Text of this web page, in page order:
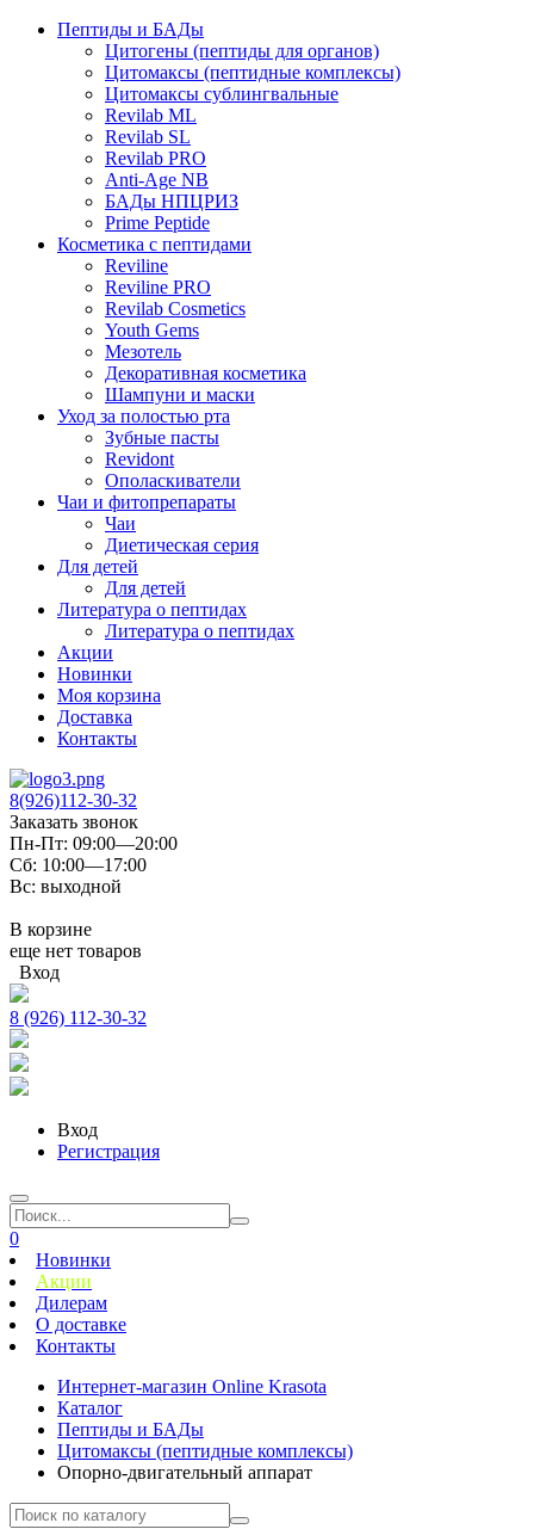
Пептиды и БАДы
Цитогены (пептиды для органов)
Цитомаксы (пептидные комплексы)
Цитомаксы сублингвальные
Revilab ML
Revilab SL
Revilab PRO
Anti-Age NB
БАДы НПЦРИЗ
Prime Peptide
Косметика с пептидами
Reviline
Reviline PRO
Revilab Cosmetics
Youth Gems
Мезотель
Декоративная косметика
Шампуни и маски
Уход за полостью рта
Зубные пасты
Revidont
Ополаскиватели
Чаи и фитопрепараты
Чаи
Диетическая серия
Для детей
Для детей
Литература о пептидах
Литература о пептидах
Акции
Новинки
Моя корзина
Доставка
Контакты
8(926)112-30-32
Заказать звонок
Пн-Пт: 09:00—20:00
Сб: 10:00—17:00
Вс: выходной
В корзине
еще нет товаров
Вход
8 (926) 112-30-32
Вход
Регистрация
0
Новинки
Акции
Дилерам
О доставке
Контакты
Интернет-магазин Online Krasota
Каталог
Пептиды и БАДы
Цитомаксы (пептидные комплексы)
Опорно-двигательный аппарат